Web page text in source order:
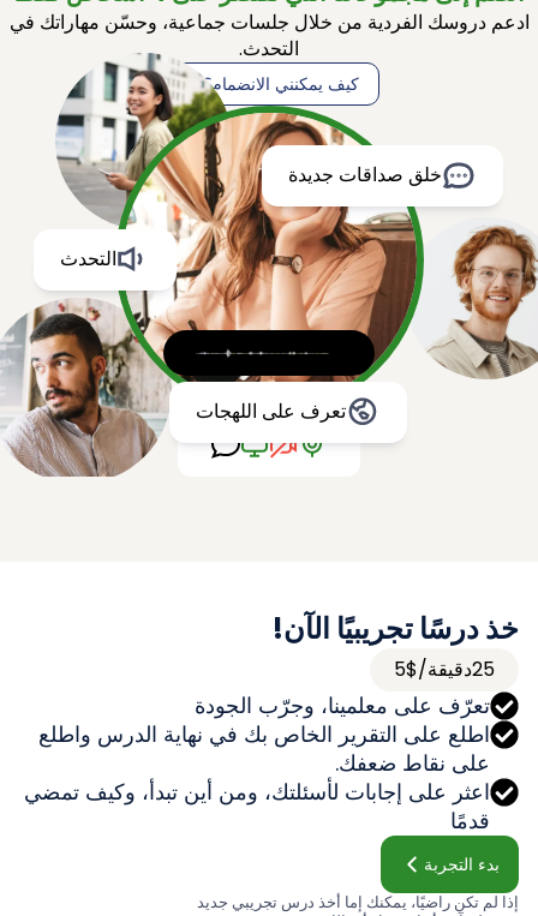
انضم إلى مجموعاتنا التي تقتصر على 4 أشخاص فقط
ادعم دروسك الفردية من خلال جلسات جماعية، وحسّن مهاراتك في
التحدث.
كيف يمكنني الانضمام؟
التحدث
خلق صداقات جديدة
تعرف على اللهجات
خذ درسًا تجريبيًا الآن!
25دقيقة/$5
تعرّف على معلمينا، وجرّب الجودة
اطلع على التقرير الخاص بك في نهاية الدرس واطلع
على نقاط ضعفك.
اعثر على إجابات لأسئلتك، ومن أين تبدأ، وكيف تمضي
قدمًا
بدء التجربة